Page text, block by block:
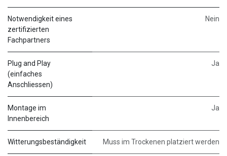
Notwendigkeit eines
zertifizierten
Fachpartners
Nein
Plug and Play
(einfaches
Anschliessen)
Ja
Montage im
Innenbereich
Ja
Witterungsbeständigkeit Muss im Trockenen platziert werden